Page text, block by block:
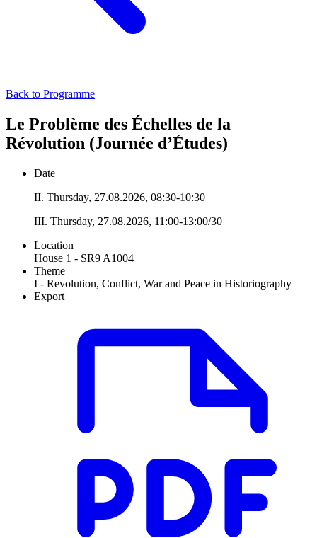
Back to Programme
Le Problème des Échelles de la
Révolution (Journée d’Études)
Date
II. Thursday, 27.08.2026, 08:30-10:30
III. Thursday, 27.08.2026, 11:00-13:00/30
Location
House 1 - SR9 A1004
Theme
I - Revolution, Conflict, War and Peace in Historiography
Export